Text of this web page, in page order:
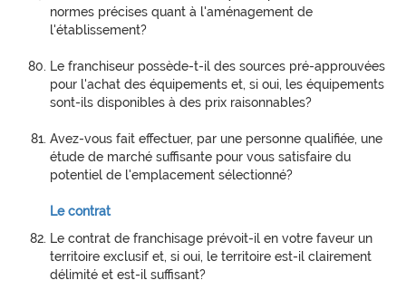
normes précises quant à l'aménagement de
l'établissement?
Le franchiseur possède-t-il des sources pré-approuvées
pour l'achat des équipements et, si oui, les équipements
sont-ils disponibles à des prix raisonnables?
Avez-vous fait effectuer, par une personne qualifiée, une
étude de marché suffisante pour vous satisfaire du
potentiel de l'emplacement sélectionné?
Le contrat
Le contrat de franchisage prévoit-il en votre faveur un
territoire exclusif et, si oui, le territoire est-il clairement
délimité et est-il suffisant?